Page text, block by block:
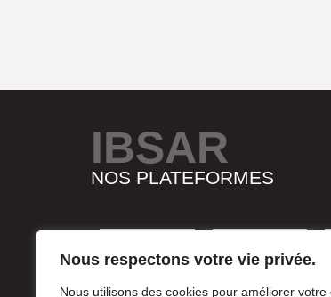
Nous respectons votre vie privée.
Nous utilisons des cookies pour améliorer votre
IBSAR
NOS PLATEFORMES